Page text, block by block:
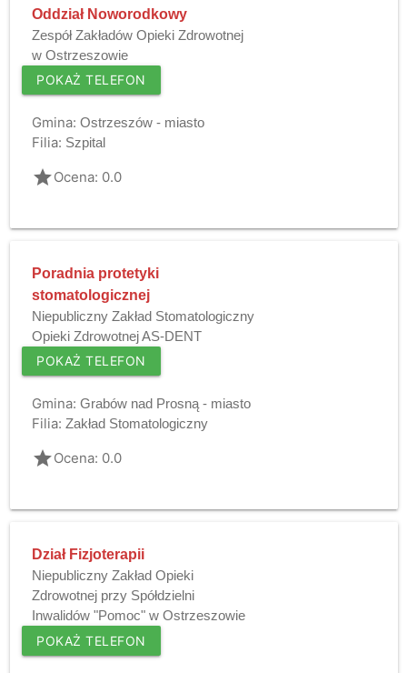
Oddział Noworodkowy
Zespół Zakładów Opieki Zdrowotnej
w Ostrzeszowie
POKAŻ TELEFON
Gmina: Ostrzeszów - miasto
Filia: Szpital
gradeOcena: 0.0
Poradnia protetyki
stomatologicznej
Niepubliczny Zakład Stomatologiczny
Opieki Zdrowotnej AS-DENT
POKAŻ TELEFON
Gmina: Grabów nad Prosną - miasto
Filia: Zakład Stomatologiczny
gradeOcena: 0.0
Dział Fizjoterapii
Niepubliczny Zakład Opieki
Zdrowotnej przy Spółdzielni
Inwalidów "Pomoc" w Ostrzeszowie
POKAŻ TELEFON